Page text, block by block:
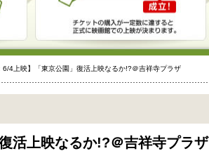
6/4上映】「東京公園」復活上映なるか!?＠吉祥寺プラザ
活上映なるか!?＠吉祥寺プラザ